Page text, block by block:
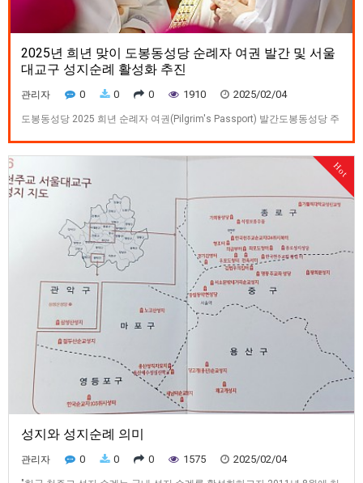
2025년 희년 맞이 도봉동성당 순례자 여권 발간 및 서울
대교구 성지순례 활성화 추진
관리자 0 0 0 1910 2025/02/04
도봉동성당 2025 희년 순례자 여권(Pilgrim's Passport) 발간도봉동성당 주
교구 성지순례자 여권을 발간하고 개인.단체.반.구역 단위로 서울대교구 성
지 순례를 적극 권장하는 2025년 사목지…
Hot
성지와 성지순례 의미
관리자 0 0 0 1575 2025/02/04